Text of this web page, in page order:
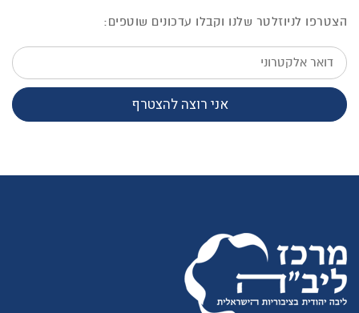
הצטרפו לניוזלטר שלנו וקבלו עדכונים שוטפים:
דואר
אלקטרוני
אני רוצה להצטרף